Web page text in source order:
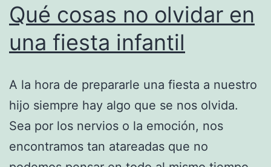
Qué cosas no olvidar en
una fiesta infantil
A la hora de prepararle una fiesta a nuestro
hijo siempre hay algo que se nos olvida.
Sea por los nervios o la emoción, nos
encontramos tan atareadas que no